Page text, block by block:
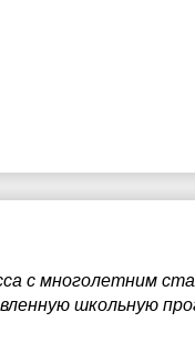
с многолетним
школьную